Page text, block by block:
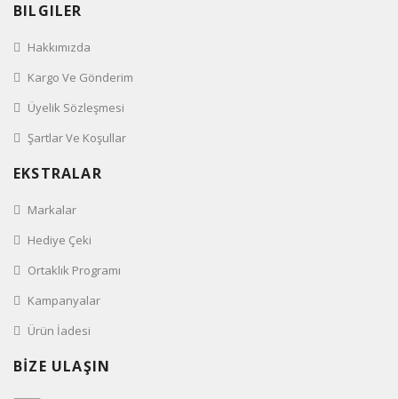
BILGILER
Hakkımızda
Kargo Ve Gönderim
Üyelik Sözleşmesi
Şartlar Ve Koşullar
EKSTRALAR
Markalar
Hediye Çeki
Ortaklık Programı
Kampanyalar
Ürün İadesi
BİZE ULAŞIN